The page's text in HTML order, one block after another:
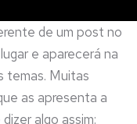
de um post no
e aparecerá na
temas. Muitas
as apresenta a
algo assim: